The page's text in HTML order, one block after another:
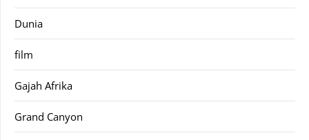
Dunia
film
Gajah Afrika
Grand Canyon